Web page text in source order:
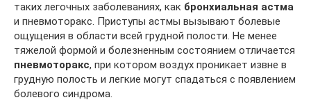
таких легочных заболеваниях, как бронхиальная астма
и пневмоторакс. Приступы астмы вызывают болевые
ощущения в области всей грудной полости. Не менее
тяжелой формой и болезненным состоянием отличается
пневмоторакс, при котором воздух проникает извне в
грудную полость и легкие могут спадаться с появлением
болевого синдрома.